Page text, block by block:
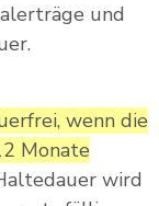
und
wenn die
Monate
wird